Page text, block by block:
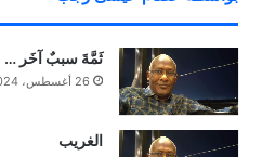
ثَمَّةَ سببٌ آخَر …
26 أغسطس، 2024
‏الغريب